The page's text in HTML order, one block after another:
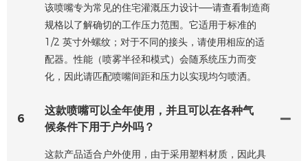
该喷嘴专为常见的住宅灌溉压力设计——请查看制造商
规格以了解确切的工作压力范围。它适用于标准的
1/2 英寸外螺纹；对于不同的接头，请使用相应的适
配器。性能（喷雾半径和模式）会随系统压力而变
化，因此请匹配喷嘴间距和压力以实现均匀喷洒。
6
这款喷嘴可以全年使用，并且可以在各种气
候条件下用于户外吗？
这款产品适合户外使用，由于采用塑料材质，因此具